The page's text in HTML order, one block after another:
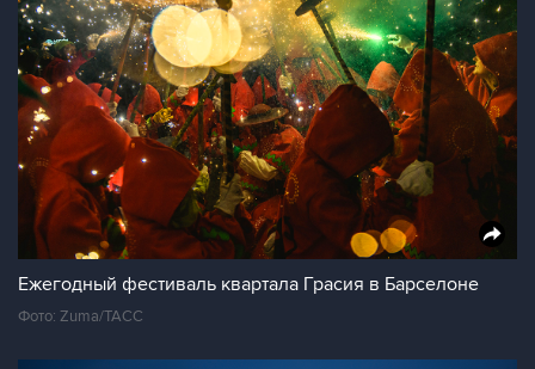
Ежегодный фестиваль квартала Грасия в Барселоне
Фото: Zuma/ТАСС